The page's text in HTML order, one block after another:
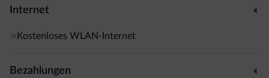
Internet
Kostenloses WLAN-Internet
Bezahlungen